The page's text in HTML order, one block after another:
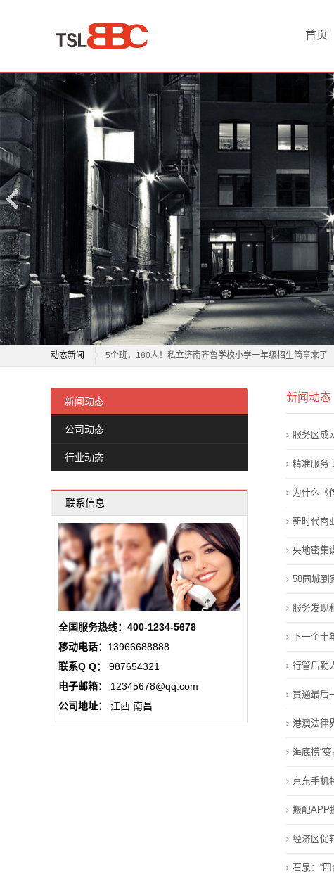
首页
动态新闻
济南5所民办学校发布招生简章 3480个招生计划可供选择
5个班，180人！私立济南齐鲁学校小学一年级招生简章来了
松江这所学校首届毕业生毕业，母校送上两份特殊礼物
实施综合评价招生的学校不再保留特色招生 4所高中学校发
虹口这所有着70年历史的学校，今天迎来新变化
5个班，180人！私立济南齐鲁学校小学一年级招生简章来了
松江这所学校首届毕业生毕业，母校送上两份特殊礼物
桐梓：深耕“健康第一”理念 持续推进健康学校建设
北京市怀柔区第一中学（北京十一学校怀柔实验学校）2026
虹口这所有着70年历史的学校，今天迎来新变化
新闻动态
公司动态
行业动态
联系信息
全国服务热线：400-1234-5678
移动电话： 13966688888
联系Q Q： 987654321
电子邮箱： 12345678@qq.com
公司地址： 江西 南昌
新闻动态
服务区成
精准服务
为什么《
新时代商
央地密集
58同城到
服务发现
下一个十
行管后勤
贯通最后
港澳法律
海底捞“
京东手机
搬配APP
经济区促
石泉：“
产
品
心
保
洁
月
嫂
新
闻